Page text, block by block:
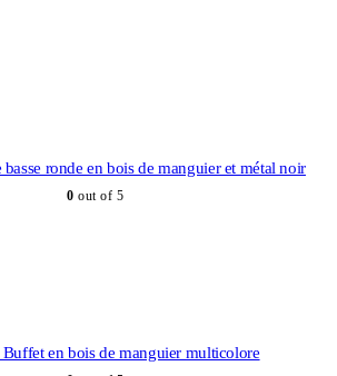
ronde en bois de manguier et métal noir
0 out of 5
en bois de manguier multicolore